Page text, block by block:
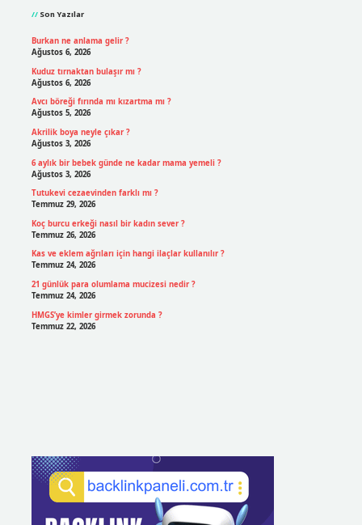
Son Yazılar
Burkan ne anlama gelir ?
Ağustos 6, 2026
Kuduz tırnaktan bulaşır mı ?
Ağustos 6, 2026
Avcı böreği fırında mı kızartma mı ?
Ağustos 5, 2026
Akrilik boya neyle çıkar ?
Ağustos 3, 2026
6 aylık bir bebek günde ne kadar mama yemeli ?
Ağustos 3, 2026
Tutukevi cezaevinden farklı mı ?
Temmuz 29, 2026
Koç burcu erkeği nasıl bir kadın sever ?
Temmuz 26, 2026
Kas ve eklem ağrıları için hangi ilaçlar kullanılır ?
Temmuz 24, 2026
21 günlük para olumlama mucizesi nedir ?
Temmuz 24, 2026
HMGS’ye kimler girmek zorunda ?
Temmuz 22, 2026